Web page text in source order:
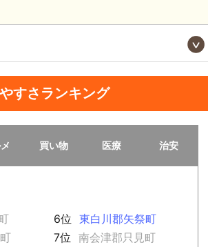
すさランキング
買い物 医療 治安
6位
東白川郡矢祭町
7位
南会津郡只見町